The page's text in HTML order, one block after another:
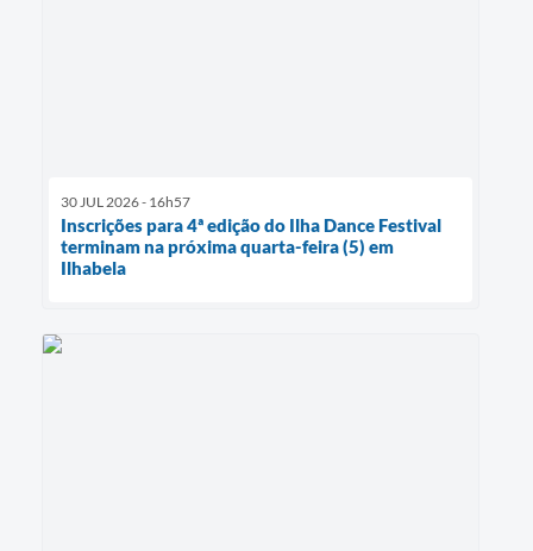
30 JUL 2026 - 16h57
Inscrições para 4ª edição do Ilha Dance Festival
terminam na próxima quarta-feira (5) em
Ilhabela